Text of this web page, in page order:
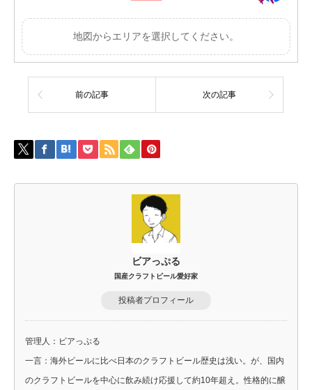
地図からエリアを選択してください。
前の記事 次の記事
ビアっぷる
国産クラフトビール愛好家
投稿者プロフィール
管理人：ビアっぷる
一言：海外ビールに比べ日本のクラフトビール歴史は浅い。が、国内
のクラフトビールを中心に飲み続け応援して約10年超え。性格的に醸